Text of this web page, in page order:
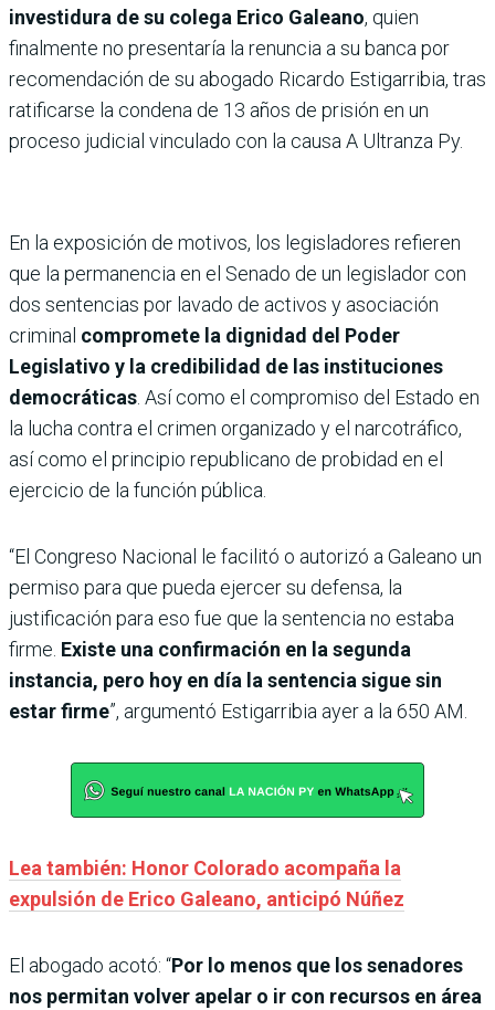
investidura de su colega Erico Galeano, quien
finalmente no presentaría la renuncia a su banca por
recomendación de su abogado Ricardo Estigarribia, tras
ratificarse la condena de 13 años de prisión en un
proceso judicial vinculado con la causa A Ultranza Py.
En la exposición de motivos, los legisladores refieren
que la permanencia en el Senado de un legislador con
dos sentencias por lavado de activos y asociación
criminal compromete la dignidad del Poder
Legislativo y la credibilidad de las instituciones
democráticas . Así como el compromiso del Estado en
la lucha contra el crimen organizado y el narcotráfico,
así como el principio republicano de probidad en el
ejercicio de la función pública.
“El Congreso Nacional le facilitó o autorizó a Galeano un
permiso para que pueda ejercer su defensa, la
justificación para eso fue que la sentencia no estaba
firme. Existe una confirmación en la segunda
instancia, pero hoy en día la sentencia sigue sin
estar firme”, argumentó Estigarribia ayer a la 650 AM.
Lea también: Honor Colorado acompaña la
expulsión de Erico Galeano, anticipó Núñez
El abogado acotó: “Por lo menos que los senadores
nos permitan volver apelar o ir con recursos en área